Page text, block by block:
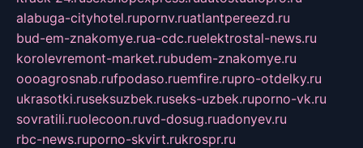
alabuga-cityhotel.rupornv.ruatlantpereezd.ru
bud-em-znakomye.rua-cdc.ruelektrostal-news.ru
korolevremont-market.rubudem-znakomye.ru
oooagrosnab.rufpodaso.ruemfire.rupro-otdelky.ru
ukrasotki.ruseksuzbek.ruseks-uzbek.ruporno-vk.ru
sovratili.ruolecoon.ruvd-dosug.ruadonyev.ru
rbc-news.ruporno-skvirt.rukrospr.ru